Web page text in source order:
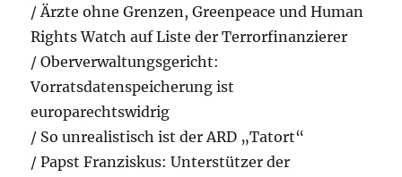
/ Ärzte ohne Grenzen, Greenpeace und Human
Rights Watch auf Liste der Terrorfinanzierer
/ Oberverwaltungsgericht:
Vorratsdatenspeicherung ist
europarechtswidrig
/ So unrealistisch ist der ARD „Tatort“
/ Papst Franziskus: Unterstützer der